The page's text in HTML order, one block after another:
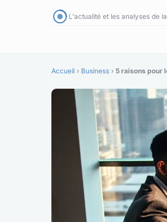
L'actualité et les analyses de
Accueil › Business › 5 raisons pour